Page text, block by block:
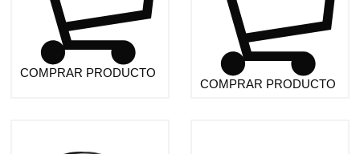
COMPRAR PRODUCTO
COMPRAR PRODUCTO